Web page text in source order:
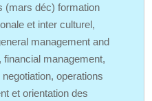
(mars déc) formation
et inter culturel,
management and
management,
operations
et orientation des